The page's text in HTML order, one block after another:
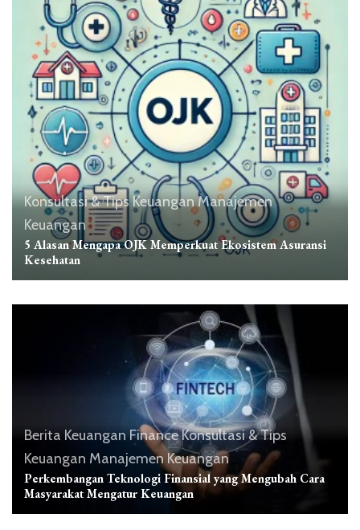
Konsultasi & Tips KeuanganManajemen
Keuangan
5 Alasan Mengapa OJK Memperkuat Ekosistem Asuransi
Kesehatan
Berita KeuanganFinanceKonsultasi & Tips
Keuangan Manajemen Keuangan
Perkembangan Teknologi Finansial yang Mengubah Cara
Masyarakat Mengatur Keuangan